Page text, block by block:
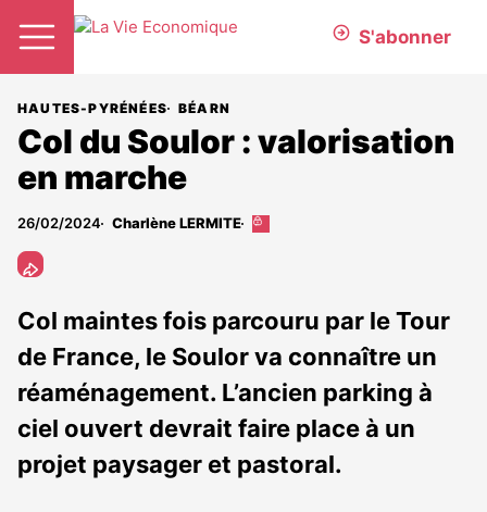
S'abonner
HAUTES-PYRÉNÉES BÉARN
Col du Soulor : valorisation
en marche
26/02/2024 Charlène LERMITE
Cet
abonnés
Col maintes fois parcouru par le Tour
de France, le Soulor va connaître un
réaménagement. L’ancien parking à
ciel ouvert devrait faire place à un
projet paysager et pastoral.